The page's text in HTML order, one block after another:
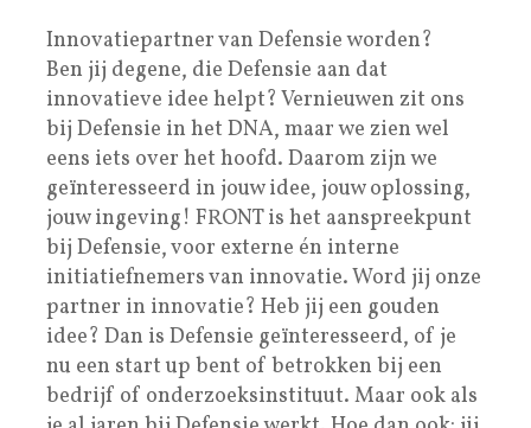
Innovatiepartner van Defensie worden?
Ben jij degene, die Defensie aan dat
innovatieve idee helpt? Vernieuwen zit ons
bij Defensie in het DNA, maar we zien wel
eens iets over het hoofd. Daarom zijn we
geïnteresseerd in jouw idee, jouw oplossing,
jouw ingeving! FRONT is het aanspreekpunt
bij Defensie, voor externe én interne
initiatiefnemers van innovatie. Word jij onze
partner in innovatie? Heb jij een gouden
idee? Dan is Defensie geïnteresseerd, of je
nu een start up bent of betrokken bij een
bedrijf of onderzoeksinstituut. Maar ook als